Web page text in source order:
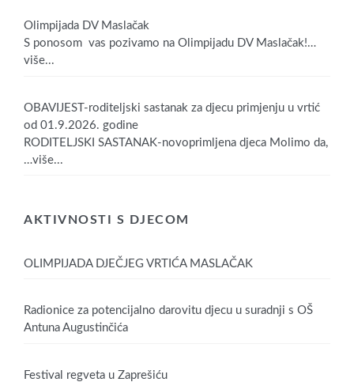
Olimpijada DV Maslačak
S ponosom vas pozivamo na Olimpijadu DV Maslačak!…
više...
OBAVIJEST-roditeljski sastanak za djecu primjenju u vrtić
od 01.9.2026. godine
RODITELJSKI SASTANAK-novoprimljena djeca Molimo da,
…više...
AKTIVNOSTI S DJECOM
OLIMPIJADA DJEČJEG VRTIĆA MASLAČAK
Radionice za potencijalno darovitu djecu u suradnji s OŠ
Antuna Augustinčića
Festival regveta u Zaprešiću